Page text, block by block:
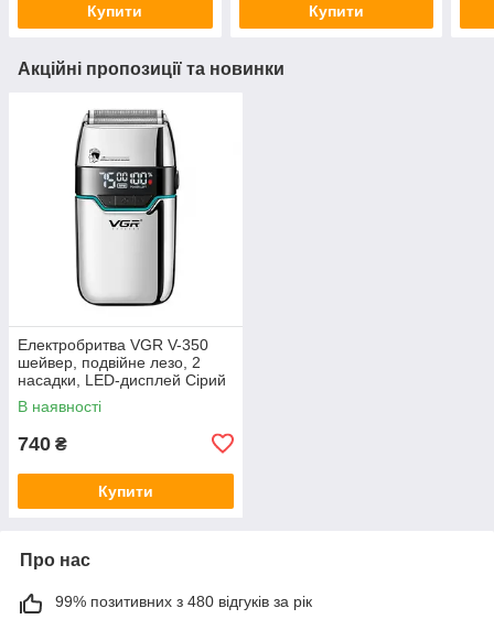
Купити Купити
Акційні пропозиції та новинки
Електробритва VGR V-350
шейвер, подвійне лезо, 2
насадки, LED-дисплей Сірий
В наявності
740 ₴
Купити
Про нас
99% позитивних з 480 відгуків за рік